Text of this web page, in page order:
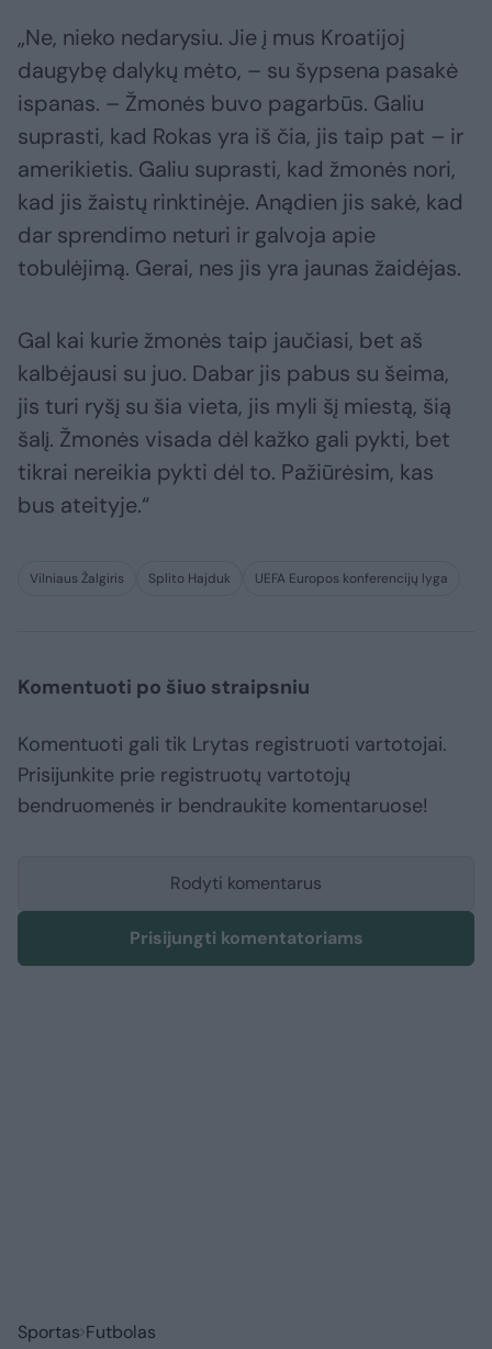
„Ne, nieko nedarysiu. Jie į mus Kroatijoj
daugybę dalykų mėto, – su šypsena pasakė
ispanas. – Žmonės buvo pagarbūs. Galiu
suprasti, kad Rokas yra iš čia, jis taip pat – ir
amerikietis. Galiu suprasti, kad žmonės nori,
kad jis žaistų rinktinėje. Anądien jis sakė, kad
dar sprendimo neturi ir galvoja apie
tobulėjimą. Gerai, nes jis yra jaunas žaidėjas.
Gal kai kurie žmonės taip jaučiasi, bet aš
kalbėjausi su juo. Dabar jis pabus su šeima,
jis turi ryšį su šia vieta, jis myli šį miestą, šią
šalį. Žmonės visada dėl kažko gali pykti, bet
tikrai nereikia pykti dėl to. Pažiūrėsim, kas
bus ateityje.“
Vilniaus Žalgiris Splito Hajduk UEFA Europos konferencijų lyga
Komentuoti po šiuo straipsniu
Komentuoti gali tik Lrytas registruoti vartotojai.
Prisijunkite prie registruotų vartotojų
bendruomenės ir bendraukite komentaruose!
Rodyti komentarus
Prisijungti komentatoriams
Sportas Futbolas